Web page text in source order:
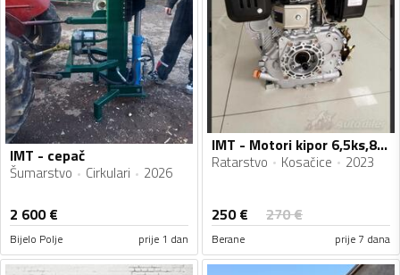
IMT - cepač
Šumarstvo Cirkulari 2026
2 600€
Bijelo Polje prije 1 dan
IMT - Motori kipor 6,5ks,8ks,10ks,14ks novi Fiskalni Racun
Ratarstvo Kosačice 2023
250€ 270€
Berane prije 7 dana